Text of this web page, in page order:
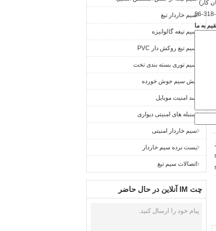
سیم خاردار تیغ
سیم تیغه گالوانیزه
سیم تیغ روکش دار PVC
سیم توری بسته بندی تخت
مش سیم جوش خورده
سد امنیت موبایل
سنبله های امنیتی دیواری
سیم خاردار امنیتی
پست نرده سیم خاردار
اتصالات سیم تیغ
چت IM آنلاین در حال حاضر
86-
به ما